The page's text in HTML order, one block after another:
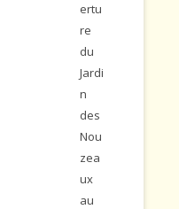
ertu
re
du
Jardi
n
des
Nou
zea
ux
au